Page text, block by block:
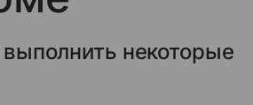
некоторые